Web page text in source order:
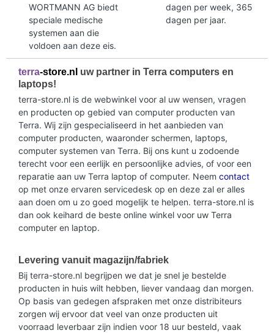
WORTMANN AG biedt
speciale medische
systemen aan die
voldoen aan deze eis.
dagen per week, 365
dagen per jaar.
terra-store.nl uw partner in Terra computers en
laptops!
terra-store.nl is de webwinkel voor al uw wensen, vragen
en producten op gebied van computer producten van
Terra. Wij zijn gespecialiseerd in het aanbieden van
computer producten, waaronder schermen, laptops,
computer systemen van Terra. Bij ons kunt u zodoende
terecht voor een eerlijk en persoonlijke advies, of voor een
reparatie aan uw Terra laptop of computer. Neem contact
op met onze ervaren servicedesk op en deze zal er alles
aan doen om u zo goed mogelijk te helpen. terra-store.nl is
dan ook keihard de beste online winkel voor uw Terra
computer en laptop.
Levering vanuit magazijn/fabriek
Bij terra-store.nl begrijpen we dat je snel je bestelde
producten in huis wilt hebben, liever vandaag dan morgen.
Op basis van gedegen afspraken met onze distribiteurs
zorgen wij ervoor dat veel van onze producten uit
voorraad leverbaar zijn indien voor 18 uur besteld, vaak